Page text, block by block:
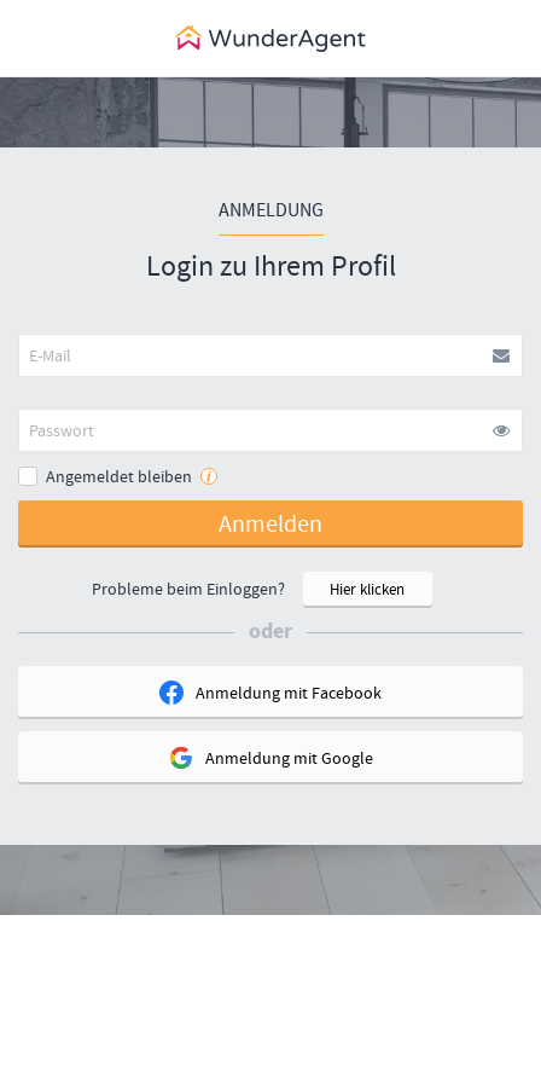
ANMELDUNG
Login zu Ihrem Profil
Angemeldet bleiben
Anmelden
Probleme beim Einloggen? Hier klicken
oder
Anmeldung mit Facebook
Anmeldung mitGoogle